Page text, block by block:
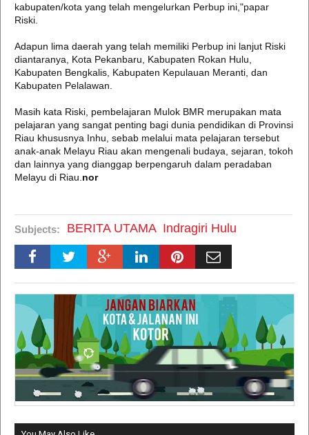
kabupaten/kota yang telah mengelurkan Perbup ini,"papar
Riski.
Adapun lima daerah yang telah memiliki Perbup ini lanjut Riski
diantaranya, Kota Pekanbaru, Kabupaten Rokan Hulu,
Kabupaten Bengkalis, Kabupaten Kepulauan Meranti, dan
Kabupaten Pelalawan.
Masih kata Riski, pembelajaran Mulok BMR merupakan mata
pelajaran yang sangat penting bagi dunia pendidikan di Provinsi
Riau khususnya Inhu, sebab melalui mata pelajaran tersebut
anak-anak Melayu Riau akan mengenali budaya, sejaran, tokoh
dan lainnya yang dianggap berpengaruh dalam peradaban
Melayu di Riau. nor
Subjects: BERITA UTAMA Indragiri Hulu